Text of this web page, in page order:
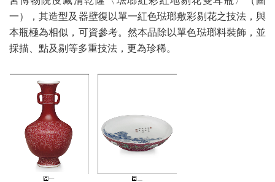
一），其造型及器壁復以單一紅色琺瑯敷彩剔花之技法，與
本瓶極為相似，可資參考。然本品除以單色琺瑯料裝飾，並
採描、點及剔等多重技法，更為珍稀。